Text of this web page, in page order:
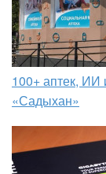
100+ аптек, ИИ
«Садыхан»